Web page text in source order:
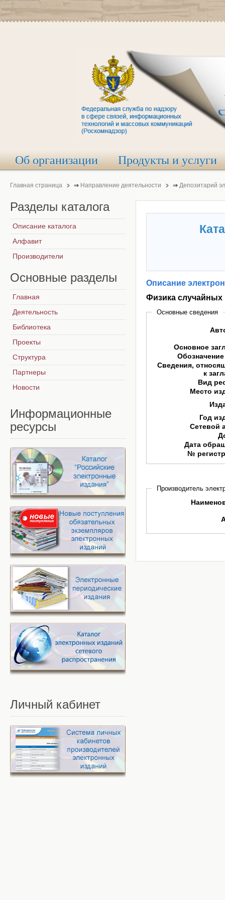
Об организации Продукты и услуги
Главная страница ⇒ Направление деятельности ⇒ Депозитарий
Описание
Физика случайных
Основные сведения
Основное
Сведения,
к
Вид
Место
Год
Сетевой
Дата
№
Производитель
Разделы каталога
Описание каталога
Алфавит
Производители
Основные разделы
Главная
Деятельность
Библиотека
Проекты
Структура
Партнеры
Новости
Информационные
ресурсы
Личный кабинет